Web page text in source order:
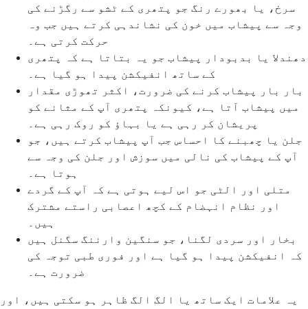
سرخ، یا بھورے رنگ جو پتھری کے ٹشو سے رگڑنے کی
وجہ سے پیشاب میں خون کی نشاندہی کرتے ہیں جب وہ
حرکت کرتی ہے۔
دھندلا یا بدبودار پیشاب جو یہ بتاتا ہے کہ پتھری
کے ساتھ انفیکشن پیدا ہو گیا ہے۔
بار بار پیشاب کرنے کی ضرورت، اکثر تھوڑی مقدار
میں پیشاب آتا ہے، کیونکہ پتھری آپ کے مثانے کو
پریشان کر رہی ہے یا بہاؤ کو روک رہی ہے۔
جلن یا چھبنے کا احساس جب آپ پیشاب کرتے ہیں، جو
آپ کے پیشاب کی نالی میں سوزش اور جلن کی وجہ سے
ہوتا ہے۔
متلی اور الٹی جو اس لیے ہوتی ہے کہ آپ کے گردے
اور نظام انہضام کے کچھ اعصابی راستے مشترک
ہیں۔
بخار اور سردی لگنا، جو سنگین وارننگ سگنل ہیں
کہ انفیکشن پیدا ہو گیا ہے اور فوری طبی توجہ کی
ضرورت ہے۔
یہ علامات ایک ساتھ یا الگ الگ ظاہر ہو سکتی ہیں، اور